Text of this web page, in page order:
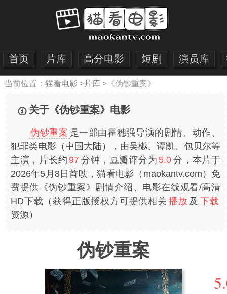
首页 片库 高分电影 短剧 演员库
当前位置： 猫看电影 >片库>《伪钞重案》
关于《伪钞重案》电影
伪钞重案 是一部由霍穗强导演的剧情、动作、
犯罪类电影（中国大陆），由吴樾、谭凯、包贝尔等
主演，片长约 97 分钟，豆瓣评分为 5.0 分，本片于
2026年5月8日首映，猫看电影（maokantv.com）免
费提供《伪钞重案》剧情介绍、电影在线观看/高清
HD下载（获得正版授权方可提供相关 播放 及 下载
资源）
伪钞重案